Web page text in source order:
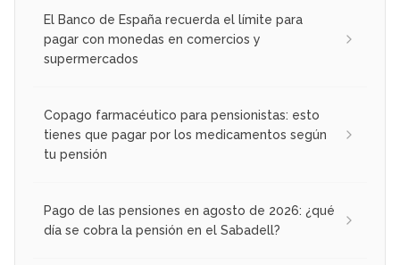
El Banco de España recuerda el límite para
pagar con monedas en comercios y
supermercados
Copago farmacéutico para pensionistas: esto
tienes que pagar por los medicamentos según
tu pensión
Pago de las pensiones en agosto de 2026: ¿qué
día se cobra la pensión en el Sabadell?